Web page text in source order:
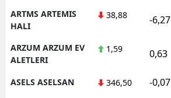
ARTMS ARTEMIS
HALI
38,88 -6,27
ARZUM ARZUM EV
ALETLERI
1,59 0,63
ASELS ASELSAN 346,50 -0,07